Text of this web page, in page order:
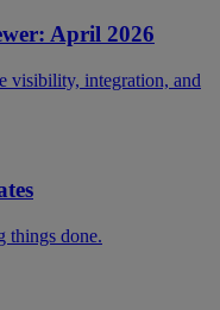
April 2026
visibility, integration, and
things done.